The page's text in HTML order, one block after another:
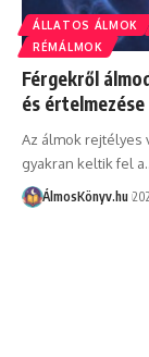
ÁLLATOS ÁLMOK
RÉMÁLMOK
Férgekről
és értelmezése
Az álmok rejtélyes
gyakran keltik fel
ÁlmosKönyv.hu